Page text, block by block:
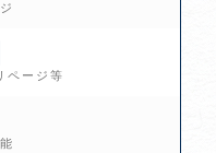
ページ等